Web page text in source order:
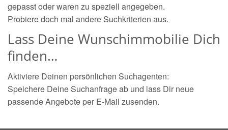
gepasst oder waren zu speziell angegeben.
Probiere doch mal andere Suchkriterien aus.
Lass Deine Wunschimmobilie Dich
finden…
Aktiviere Deinen persönlichen Suchagenten:
Speichere Deine Suchanfrage ab und lass Dir neue
passende Angebote per E-Mail zusenden.